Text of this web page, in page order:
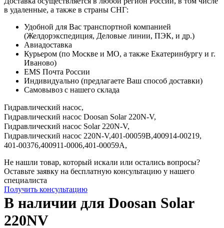
в удаленные, а также в страны СНГ:
Удобной для Вас транспортной компанией
(Желдорэкспедиция, Деловые линии, ПЭК, и др.)
Авиадоставка
Курьером (по Москве и МО, а также Екатеринбургу и г.
Иваново)
EMS Почта России
Индивидуально (предлагаете Ваш способ доставки)
Самовывоз с нашего склада
Гидравлический насос,
Гидравлический насос Doosan Solar 220N-V,
Гидравлический насос Solar 220N-V,
Гидравлический насос 220N-V,401-00059B,400914-00219,
401-00376,400911-0006,401-00059A,
Не нашли товар, который искали или остались вопросы?
Оставьте заявку на бесплатную консультацию у нашего
специалиста
Получить консультацию
В наличии для Doosan Solar
220NV